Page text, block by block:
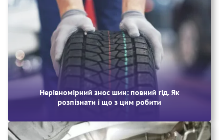
Нерівномірний знос шин: повний гід. Як
розпізнати і що з цим робити